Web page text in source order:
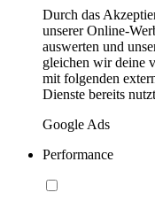
Durch das
unserer Online-
auswerten und
gleichen wir deine
mit folgenden
Dienste bereits
Google Ads
Performance